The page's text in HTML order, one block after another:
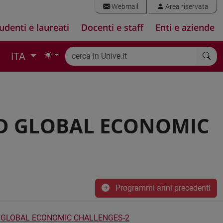
Webmail Area riservata
e laureati Docenti e staff Enti e aziende
ITA
GLOBAL ECONOMIC
Programmi anni precedenti
ECONOMIC CHALLENGES-2